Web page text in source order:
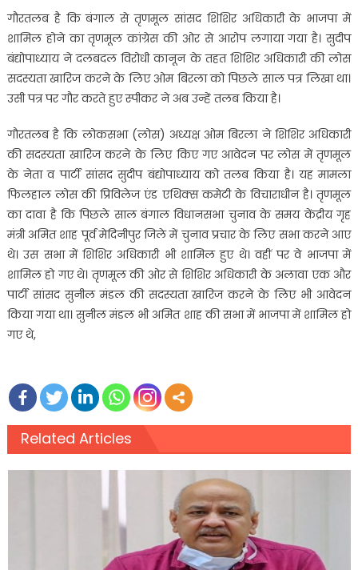
गौरतलब है कि बंगाल से तृणमूल सांसद शिशिर अधिकारी के भाजपा में
शामिल होने का तृणमूल कांग्रेस की ओर से आरोप लगाया गया है। सुदीप
बंद्योपाध्याय ने दलबदल विरोधी कानून के तहत शिशिर अधिकारी की लोस
सदस्यता खारिज करने के लिए ओम बिरला को पिछले साल पत्र लिखा था।
उसी पत्र पर गौर करते हुए स्पीकर ने अब उन्हें तलब किया है।
गौरतलब है कि लोकसभा (लोस) अध्यक्ष ओम बिरला ने शिशिर अधिकारी
की सदस्यता खारिज करने के लिए किए गए आवेदन पर लोस में तृणमूल
के नेता व पार्टी सांसद सुदीप बंद्योपाध्याय को तलब किया है। यह मामला
फिलहाल लोस की प्रिविलेज एंड एथिक्स कमेटी के विचाराधीन है। तृणमूल
का दावा है कि पिछले साल बंगाल विधानसभा चुनाव के समय केंद्रीय गृह
मंत्री अमित शाह पूर्व मेदिनीपुर जिले में चुनाव प्रचार के लिए सभा करने आए
थे। उस सभा में शिशिर अधिकारी भी शामिल हुए थे। वहीं पर वे भाजपा में
शामिल हो गए थे। तृणमूल की ओर से शिशिर अधिकारी के अलावा एक और
पार्टी सांसद सुनील मंडल की सदस्यता खारिज करने के लिए भी आवेदन
किया गया था। सुनील मंडल भी अमित शाह की सभा में भाजपा में शामिल हो
गए थे,
Related Articles